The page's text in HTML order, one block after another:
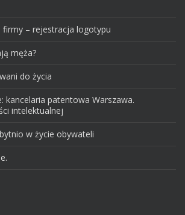
– rejestracja logotypu
męża?
do życia
kancelaria patentowa Warszawa.
intelektualnej
w życie obywateli